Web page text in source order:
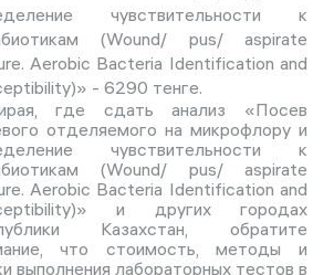
чувствительности к
(Wound/ pus/ aspirate
Aerobic Bacteria Identification and
- 6290 тенге.
где сдать анализ «Посев
отделяемого на микрофлору и
чувствительности к
(Wound/ pus/ aspirate
Aerobic Bacteria Identification and
и других городах
Казахстан, обратите
что стоимость, методы и
выполнения лабораторных тестов в